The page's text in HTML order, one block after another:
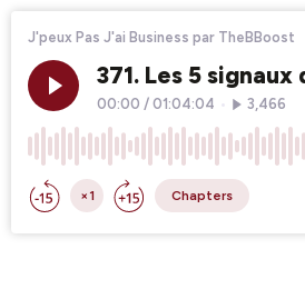
J'peux Pas J'ai Business par TheBBoost
371. Les 5
00:00 / 01:04:04 3,466
×1 Chapters